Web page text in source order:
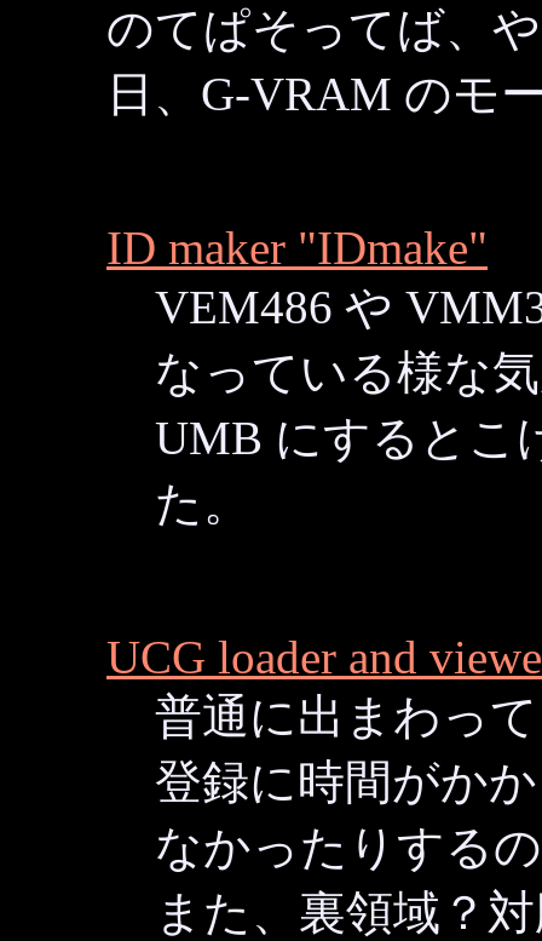
のてぱそってば、
日、G-VRAM のモ
ID maker "IDmake"
VEM486 や
なっている様な
UMB にするとこ
た。
UCG loader and
普通に出まわっ
登録に時間がか
なかったりする
また、裏領域？